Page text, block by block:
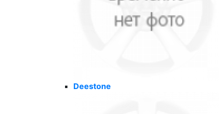
Deestone